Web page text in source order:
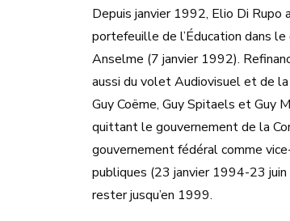
Depuis janvier 1992, Elio Di
portefeuille de l’Éducation dans
Anselme (7 janvier 1992).
aussi du volet Audiovisuel et de
Guy Coëme, Guy Spitaels et Guy
quittant le gouvernement de la
gouvernement fédéral comme
publiques (23 janvier 1994-23
rester jusqu’en 1999.